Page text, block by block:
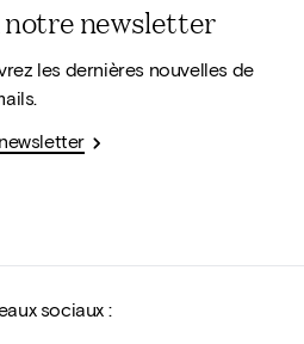
notre newsletter
les dernières nouvelles de
sociaux :